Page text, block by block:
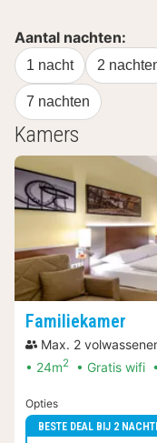
Aantal nachten:
1 nacht 2
7 nachten
Kamers
Familiekamer
Max. 2
24m2 Gratis wifi
Opties
BESTE DEAL BIJ 2